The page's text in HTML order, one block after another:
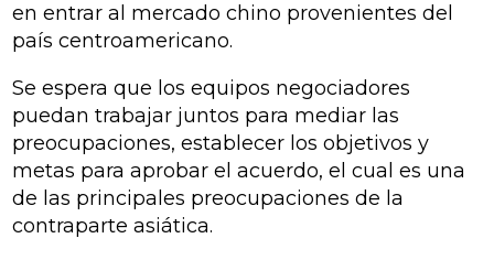
en entrar al mercado chino provenientes del
país centroamericano.
Se espera que los equipos negociadores
puedan trabajar juntos para mediar las
preocupaciones, establecer los objetivos y
metas para aprobar el acuerdo, el cual es una
de las principales preocupaciones de la
contraparte asiática.